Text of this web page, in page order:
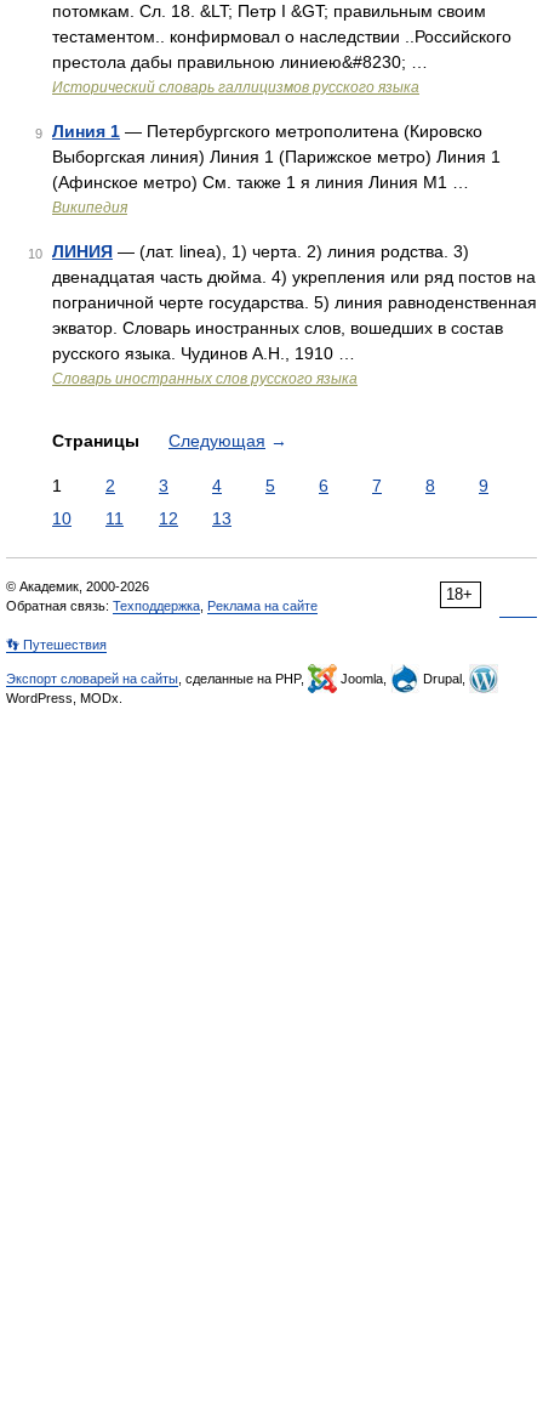
потомкам. Сл. 18. &LT; Петр I &GT; правильным своим
тестаментом.. конфирмовал о наследствии ..Российского
престола дабы правильною линиею&#8230; …
Исторический словарь галлицизмов русского языка
9 Линия 1 — Петербургского метрополитена (Кировско
Выборгская линия) Линия 1 (Парижское метро) Линия 1
(Афинское метро) См. также 1 я линия Линия M1 …
Википедия
10 ЛИНИЯ — (лат. linea), 1) черта. 2) линия родства. 3)
двенадцатая часть дюйма. 4) укрепления или ряд постов на
пограничной черте государства. 5) линия равноденственная
экватор. Словарь иностранных слов, вошедших в состав
русского языка. Чудинов А.Н., 1910 …
Словарь иностранных слов русского языка
Страницы Следующая →
1 2 3 4 5 6 7 8
9
10
11 12 13
18+
© Академик, 2000-2026
Обратная связь: Техподдержка Реклама на сайте
👣 Путешествия
Экспорт словарей на сайты , сделанные на PHP, Joomla,
Drupal,
WordPress, MODx.